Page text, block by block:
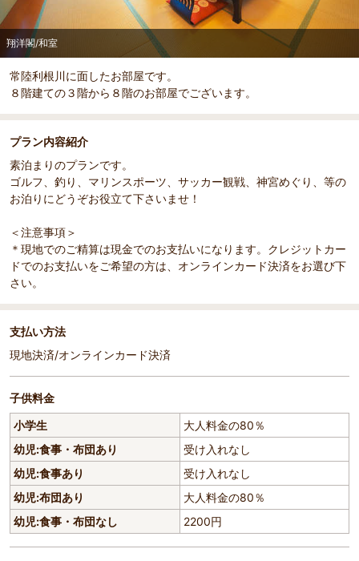
翔洋閣/和室
常陸利根川に面したお部屋です。
８階建ての３階から８階のお部屋でございます。
プラン内容紹介
素泊まりのプランです。
ゴルフ、釣り、マリンスポーツ、サッカー観戦、神宮めぐり、等の
お泊りにどうぞお役立て下さいませ！
＜注意事項＞
＊現地でのご精算は現金でのお支払いになります。クレジットカー
ドでのお支払いをご希望の方は、オンラインカード決済をお選び下
さい。
支払い方法
現地決済/オンラインカード決済
子供料金
小学生
大人料金の80％
幼児:食事・布団あり
受け入れなし
幼児:食事あり
受け入れなし
幼児:布団あり
大人料金の80％
幼児:食事・布団なし
2200円